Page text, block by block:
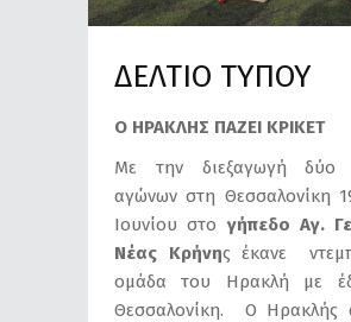
ΔΕΛΤΙΟ ΤΥΠΟΥ
Ο ΗΡΑΚΛΗΣ ΠΑΖΕΙ ΚΡΙΚΕΤ
Με την διεξαγωγή δύο
αγώνων στη Θεσσαλονίκη
Ιουνίου στογήπεδο Αγ.
Νέας Κρήνης έκανε
ομάδα του Ηρακλή με
Θεσσαλονίκη. Ο Ηρακλής